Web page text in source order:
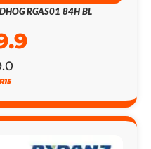
RGAS01 84H BL